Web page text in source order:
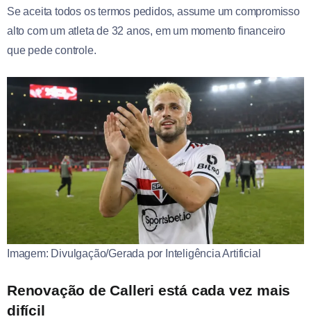
Se aceita todos os termos pedidos, assume um compromisso
alto com um atleta de 32 anos, em um momento financeiro
que pede controle.
Imagem: Divulgação/Gerada por Inteligência Artificial
Renovação de Calleri está cada vez mais
difícil